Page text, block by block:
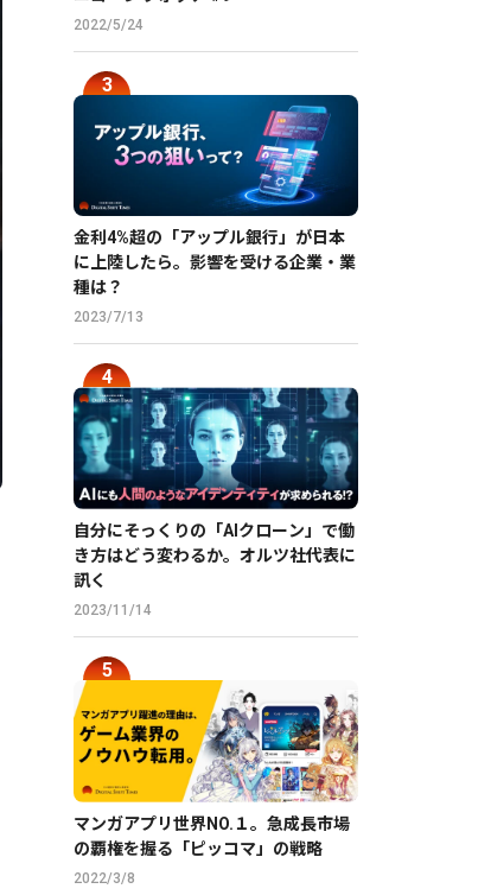
2022/5/24
金利4%超の「アップル銀行」が日本
に上陸したら。影響を受ける企業・業
種は？
2023/7/13
自分にそっくりの「AIクローン」で働
き方はどう変わるか。オルツ社代表に
訊く
2023/11/14
マンガアプリ世界NO.１。急成長市場
の覇権を握る「ピッコマ」の戦略
2022/3/8